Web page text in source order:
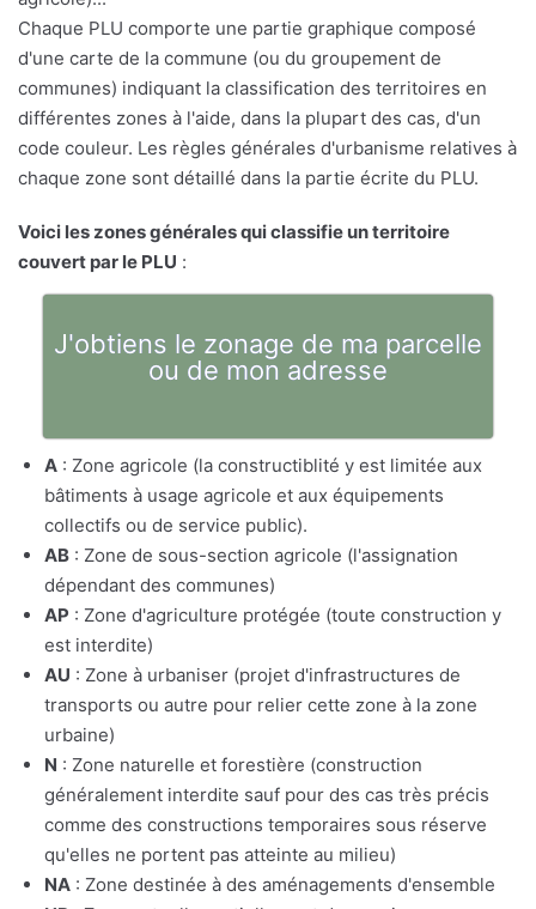
Chaque PLU comporte une partie graphique composé
d'une carte de la commune (ou du groupement de
communes) indiquant la classification des territoires en
différentes zones à l'aide, dans la plupart des cas, d'un
code couleur. Les règles générales d'urbanisme relatives à
chaque zone sont détaillé dans la partie écrite du PLU.
Voici les zones générales qui classifie un territoire
couvert par le PLU :
J'obtiens le zonage de ma parcelle
ou de mon adresse
A : Zone agricole (la constructiblité y est limitée aux
bâtiments à usage agricole et aux équipements
collectifs ou de service public).
AB : Zone de sous-section agricole (l'assignation
dépendant des communes)
AP : Zone d'agriculture protégée (toute construction y
est interdite)
AU : Zone à urbaniser (projet d'infrastructures de
transports ou autre pour relier cette zone à la zone
urbaine)
N : Zone naturelle et forestière (construction
généralement interdite sauf pour des cas très précis
comme des constructions temporaires sous réserve
qu'elles ne portent pas atteinte au milieu)
NA : Zone destinée à des aménagements d'ensemble